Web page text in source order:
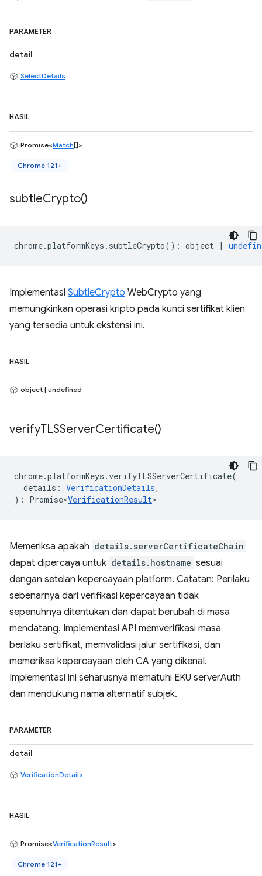
PARAMETER
detail
SelectDetails
HASIL
Promise<Match[]>
Chrome 121+
subtleCrypto()
chrome.platformKeys . subtleCrypto() : object |
Implementasi SubtleCrypto WebCrypto yang
memungkinkan operasi kripto pada kunci sertifikat klien
yang tersedia untuk ekstensi ini.
HASIL
object | undefined
verifyTLSServerCertificate()
chrome.platformKeys .verifyTLSServerCertificate(
details : VerificationDetails,
) : Promise<VerificationResult>
Memeriksa apakah details.serverCertificateChain
dapat dipercaya untuk details.hostname sesuai
dengan setelan kepercayaan platform. Catatan: Perilaku
sebenarnya dari verifikasi kepercayaan tidak
sepenuhnya ditentukan dan dapat berubah di masa
mendatang. Implementasi API memverifikasi masa
berlaku sertifikat, memvalidasi jalur sertifikasi, dan
memeriksa kepercayaan oleh CA yang dikenal.
Implementasi ini seharusnya mematuhi EKU serverAuth
dan mendukung nama alternatif subjek.
PARAMETER
detail
VerificationDetails
HASIL
Promise<VerificationResult>
Chrome 121+